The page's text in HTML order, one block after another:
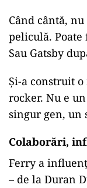
Când cântă,
peliculă. Poate
Sau Gatsby
Și-a construit
rocker. Nu e
singur gen, un
Colaborări,
Ferry a
– de la Duran